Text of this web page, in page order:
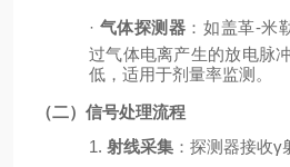
· 气体探测器 ：如盖革-米
过气体电离产生的放电脉
低，适用于剂量率监测。
（二）信号处理流程
1. 射线采集 ：探测器接收γ